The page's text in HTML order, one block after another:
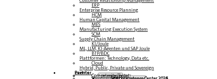
ERP
Enterprise Resource Planning
HCM
Human Capital Management
MES
Manufacturing Execution System
SCM
Supply Chain Management
KI/Joule
ML, LLM, KI-Agenten und SAP Joule
BTP/BDC
Plattformen: Technology, Data etc.
Cloud
Hybrid, Public, Private und Sovereign
Partner
Events Community-Events
Competence Center